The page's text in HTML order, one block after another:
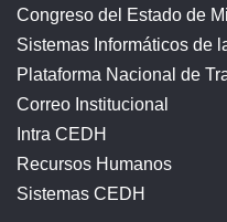
Congreso del Estado de
Sistemas Informáticos de
Plataforma Nacional de
Correo Institucional
Intra CEDH
Recursos Humanos
Sistemas CEDH